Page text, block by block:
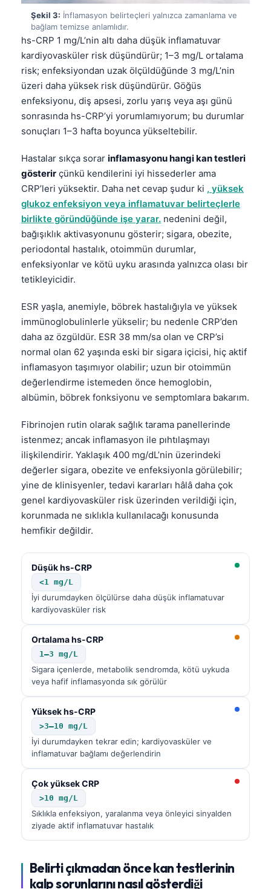
Şekil 3: İnflamasyon belirteçleri yalnızca zamanlama ve
bağlam temizse anlamlıdır.
hs-CRP 1 mg/L’nin altı daha düşük inflamatuvar
kardiyovasküler risk düşündürür; 1–3 mg/L ortalama
risk; enfeksiyondan uzak ölçüldüğünde 3 mg/L’nin
üzeri daha yüksek risk düşündürür. Göğüs
enfeksiyonu, diş apsesi, zorlu yarış veya aşı günü
sonrasında hs-CRP’yi yorumlamıyorum; bu durumlar
sonuçları 1–3 hafta boyunca yükseltebilir.
Hastalar sıkça sorar inflamasyonu hangi kan testleri
gösterir çünkü kendilerini iyi hissederler ama
CRP’leri yüksektir. Daha net cevap şudur ki , yüksek
glukoz enfeksiyon veya inflamatuvar belirteçlerle
birlikte göründüğünde işe yarar. nedenini değil,
bağışıklık aktivasyonunu gösterir; sigara, obezite,
periodontal hastalık, otoimmün durumlar,
enfeksiyonlar ve kötü uyku arasında yalnızca olası bir
tetikleyicidir.
ESR yaşla, anemiyle, böbrek hastalığıyla ve yüksek
immünoglobulinlerle yükselir; bu nedenle CRP’den
daha az özgüldür. ESR 38 mm/sa olan ve CRP’si
normal olan 62 yaşında eski bir sigara içicisi, hiç aktif
inflamasyon taşımıyor olabilir; uzun bir otoimmün
değerlendirme istemeden önce hemoglobin,
albümin, böbrek fonksiyonu ve semptomlara bakarım.
Fibrinojen rutin olarak sağlık tarama panellerinde
istenmez; ancak inflamasyon ile pıhtılaşmayı
ilişkilendirir. Yaklaşık 400 mg/dL’nin üzerindeki
değerler sigara, obezite ve enfeksiyonla görülebilir;
yine de klinisyenler, tedavi kararları hâlâ daha çok
genel kardiyovasküler risk üzerinden verildiği için,
korunmada ne sıklıkla kullanılacağı konusunda
hemfikir değildir.
Düşük hs-CRP
<1 mg/L
İyi durumdayken ölçülürse daha düşük inflamatuvar
kardiyovasküler risk
Ortalama hs-CRP
1–3 mg/L
Sigara içenlerde, metabolik sendromda, kötü uykuda
veya hafif inflamasyonda sık görülür
Yüksek hs-CRP
>3–10 mg/L
İyi durumdayken tekrar edin; kardiyovasküler ve
inflamatuvar bağlamı değerlendirin
Çok yüksek CRP
>10 mg/L
Sıklıkla enfeksiyon, yaralanma veya önleyici sinyalden
ziyade aktif inflamatuvar hastalık
Belirti çıkmadan önce kan testlerinin
kalp sorunlarını nasıl gösterdiği